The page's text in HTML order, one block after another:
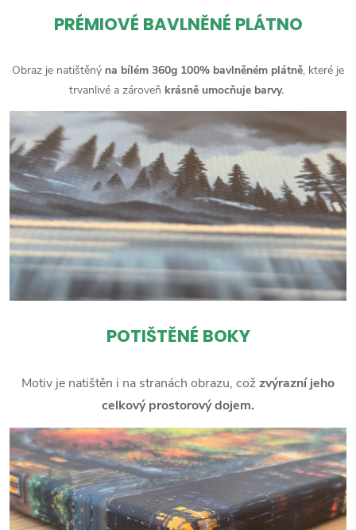
PRÉMIOVÉ BAVLNĚNÉ PLÁTNO
Obraz je natištěný na bílém 360g 100% bavlněném plátně, které je
trvanlivé a zároveň krásně umocňuje barvy.
POTIŠTĚNÉ BOKY
Motiv je natištěn i na stranách obrazu, cožzvýrazní jeho
celkový prostorový dojem.